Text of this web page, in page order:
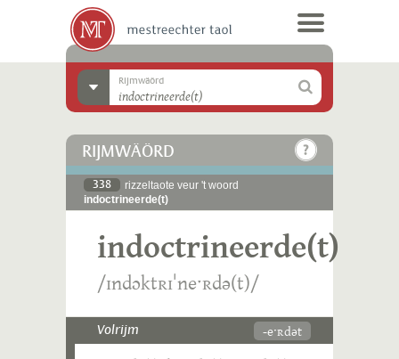
Rijmwäörd
RIJMWÄÖRD
338
rizzeltaote veur 't woord
indoctrineerde(t)
indoctrineerde(t)
/ɪndɔktʀɪˈneˑʀdə(t)/
Volrijm -eˑʀdət